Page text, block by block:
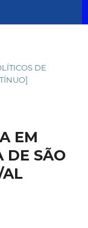
DE
EM
DE SÃO
AL